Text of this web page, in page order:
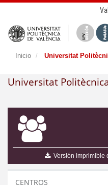
Inicio Universitat
Universitat
Versión imprimible
CENTROS